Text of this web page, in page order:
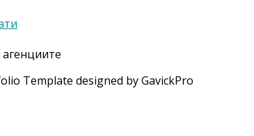
агенциите
Template designed by GavickPro